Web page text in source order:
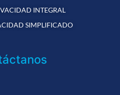
INTEGRAL
SIMPLIFICADO